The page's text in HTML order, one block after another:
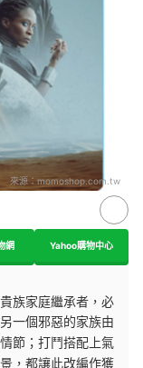
來源：momoshop.com.tw
網 Yahoo購物中心
族家庭繼承者，必
一個邪惡的家族由
節；打鬥搭配上氣
，都讓此改編作獲